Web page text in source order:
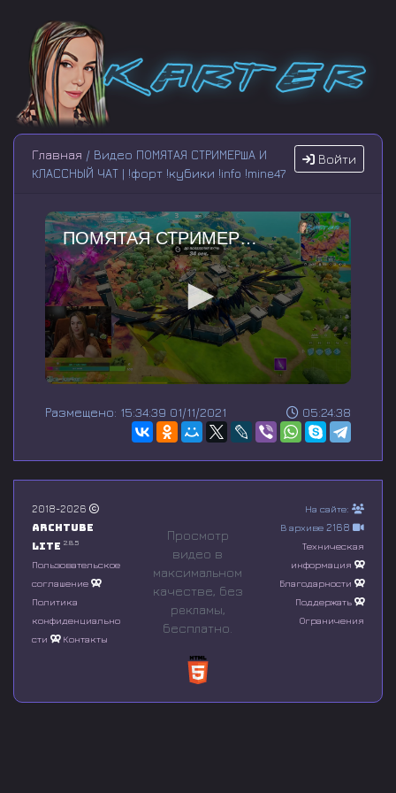
Войти
Главная / Видео ПОМЯТАЯ СТРИМЕРША И
КЛАССНЫЙ ЧАТ | !форт !кубики !info !mine47
ПОМЯТАЯ СТРИМЕРША И КЛАССНЫЙ ЧАТ | !форт !кубики !info !mine47
e
n
o
f
0
s
o
n
d
05:24:38
Размещено: 15:34:39 01/11/2021
2018-2026
Archtube
Lite 2.8.5
Пользовательское
соглашение
Политика
конфиденциально
сти
Контакты
Просмотр
видео в
максимальном
качестве, без
рeкламы,
бесплатно.
На сайте:
В архиве 2168
Техническая
информация
Благодарности
Поддержать
Ограничения